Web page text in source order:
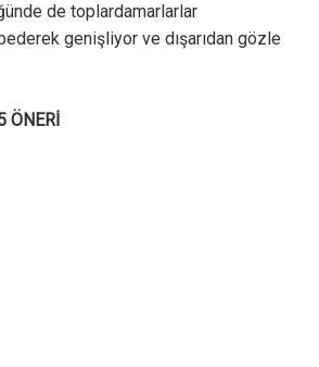
de toplardamarlarlar
genişliyor ve dışarıdan gözle
ÖNERİ